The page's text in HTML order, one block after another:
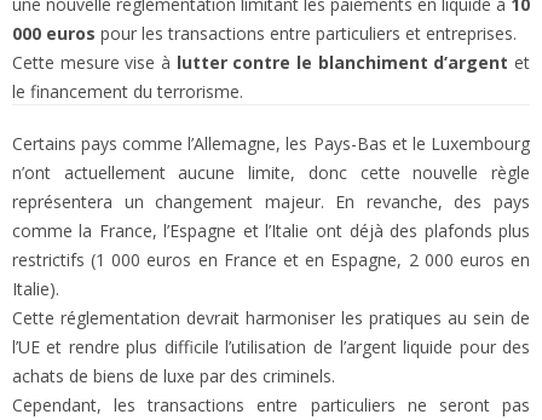
000 euros pour les transactions entre particuliers et entreprises.
Cette mesure vise à lutter contre le blanchiment d’argent et
le financement du terrorisme.
Certains pays comme l’Allemagne, les Pays-Bas et le Luxembourg
n’ont actuellement aucune limite, donc cette nouvelle règle
représentera un changement majeur. En revanche, des pays
comme la France, l’Espagne et l’Italie ont déjà des plafonds plus
restrictifs (1 000 euros en France et en Espagne, 2 000 euros en
Italie).
Cette réglementation devrait harmoniser les pratiques au sein de
l’UE et rendre plus difficile l’utilisation de l’argent liquide pour des
achats de biens de luxe par des criminels.
Cependant, les transactions entre particuliers ne seront pas